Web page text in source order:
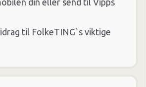
din eller send til Vipps
til FolkeTING`s viktige